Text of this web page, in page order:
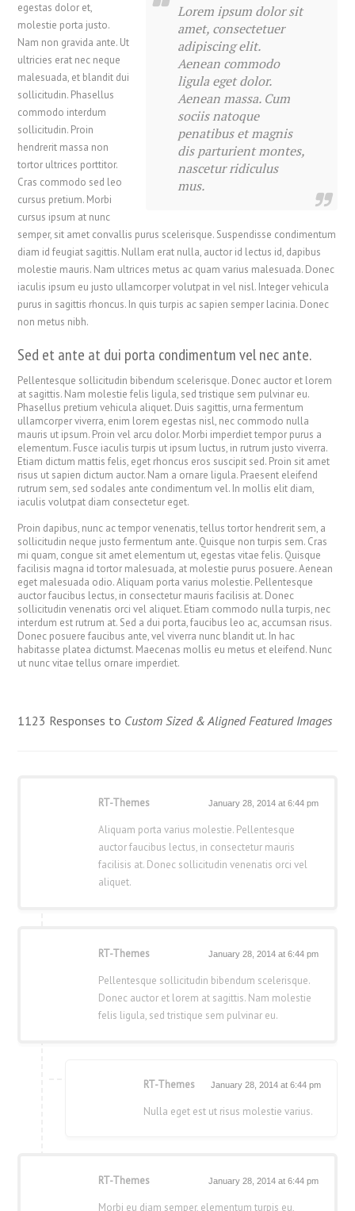
Lorem ipsum dolor sit
amet, consectetuer
adipiscing elit.
Aenean commodo
ligula eget dolor.
Aenean massa. Cum
sociis natoque
penatibus et magnis
dis parturient montes,
nascetur ridiculus
mus.
egestas dolor et,
molestie porta justo.
Nam non gravida ante. Ut
ultricies erat nec neque
malesuada, et blandit dui
sollicitudin. Phasellus
commodo interdum
sollicitudin. Proin
hendrerit massa non
tortor ultrices porttitor.
Cras commodo sed leo
cursus pretium. Morbi
cursus ipsum at nunc
semper, sit amet convallis purus scelerisque. Suspendisse condimentum
diam id feugiat sagittis. Nullam erat nulla, auctor id lectus id, dapibus
molestie mauris. Nam ultrices metus ac quam varius malesuada. Donec
iaculis ipsum eu justo ullamcorper volutpat in vel nisl. Integer vehicula
purus in sagittis rhoncus. In quis turpis ac sapien semper lacinia. Donec
non metus nibh.
Sed et ante at dui porta condimentum vel nec ante.
Pellentesque sollicitudin bibendum scelerisque. Donec auctor et lorem
at sagittis. Nam molestie felis ligula, sed tristique sem pulvinar eu.
Phasellus pretium vehicula aliquet. Duis sagittis, urna fermentum
ullamcorper viverra, enim lorem egestas nisl, nec commodo nulla
mauris ut ipsum. Proin vel arcu dolor. Morbi imperdiet tempor purus a
elementum. Fusce iaculis turpis ut ipsum luctus, in rutrum justo viverra.
Etiam dictum mattis felis, eget rhoncus eros suscipit sed. Proin sit amet
risus ut sapien dictum auctor. Nam a ornare ligula. Praesent eleifend
rutrum sem, sed sodales ante condimentum vel. In mollis elit diam,
iaculis volutpat diam consectetur eget.
Proin dapibus, nunc ac tempor venenatis, tellus tortor hendrerit sem, a
sollicitudin neque justo fermentum ante. Quisque non turpis sem. Cras
mi quam, congue sit amet elementum ut, egestas vitae felis. Quisque
facilisis magna id tortor malesuada, at molestie purus posuere. Aenean
eget malesuada odio. Aliquam porta varius molestie. Pellentesque
auctor faucibus lectus, in consectetur mauris facilisis at. Donec
sollicitudin venenatis orci vel aliquet. Etiam commodo nulla turpis, nec
interdum est rutrum at. Sed a dui porta, faucibus leo ac, accumsan risus.
Donec posuere faucibus ante, vel viverra nunc blandit ut. In hac
habitasse platea dictumst. Maecenas mollis eu metus et eleifend. Nunc
ut nunc vitae tellus ornare imperdiet.
1123 Responses to Custom Sized & Aligned Featured Images
RT-Themes January 28, 2014 at 6:44 pm
Aliquam porta varius molestie. Pellentesque
auctor faucibus lectus, in consectetur mauris
facilisis at. Donec sollicitudin venenatis orci vel
aliquet.
RT-Themes January 28, 2014 at 6:44 pm
Pellentesque sollicitudin bibendum scelerisque.
Donec auctor et lorem at sagittis. Nam molestie
felis ligula, sed tristique sem pulvinar eu.
RT-Themes January 28, 2014 at 6:44 pm
Nulla eget est ut risus molestie varius.
RT-Themes January 28, 2014 at 6:44 pm
Morbi eu diam semper, elementum turpis eu,